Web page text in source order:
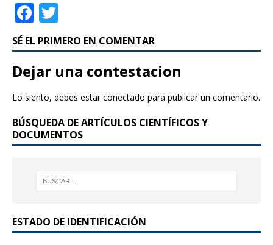
F
a
c
e
b
o
k
w
it
te
r
SÉ EL PRIMERO EN COMENTAR
Dejar una contestacion
Lo siento, debes estarconectado para publicar un comentario.
BÚSQUEDA DE ARTÍCULOS CIENTÍFICOS Y
DOCUMENTOS
ESTADO DE IDENTIFICACIÓN